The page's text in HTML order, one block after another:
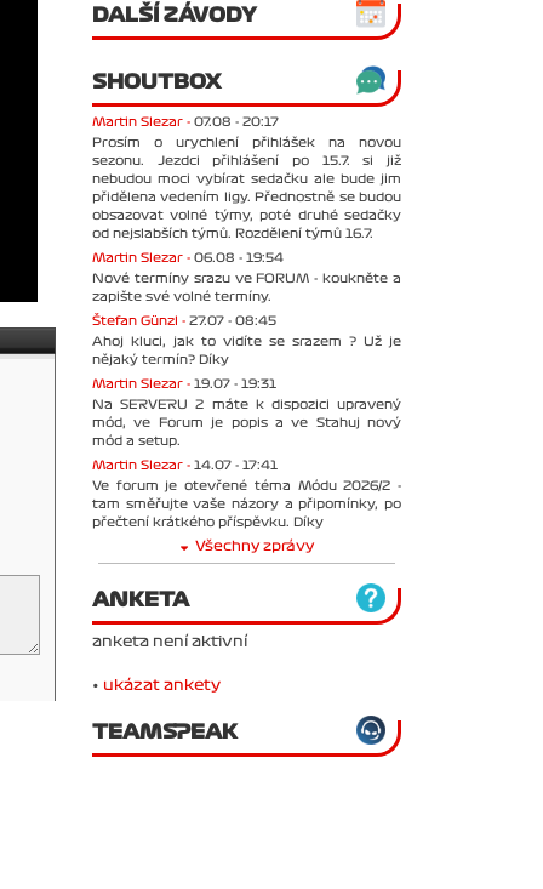
DALŠÍ ZÁVODY
SHOUTBOX
Martin Slezar - 07.08 - 20:17
Prosím o urychlení přihlášek na novou
sezonu. Jezdci přihlášení po 15.7. si již
nebudou moci vybírat sedačku ale bude jim
přidělena vedením ligy. Přednostně se budou
obsazovat volné týmy, poté druhé sedačky
od nejslabších týmů. Rozdělení týmů 16.7.
Martin Slezar - 06.08 - 19:54
Nové termíny srazu ve FORUM - koukněte a
zapište své volné termíny.
Štefan Günzl - 27.07 - 08:45
Ahoj kluci, jak to vidíte se srazem ? Už je
nějaký termín? Díky
Martin Slezar - 19.07 - 19:31
Na SERVERU 2 máte k dispozici upravený
mód, ve Forum je popis a ve Stahuj nový
mód a setup.
Martin Slezar - 14.07 - 17:41
Ve forum je otevřené téma Módu 2026/2 -
tam směřujte vaše názory a připomínky, po
přečtení krátkého příspěvku. Díky
Všechny zprávy
ANKETA
anketa není aktivní
• ukázat ankety
TEAMSPEAK